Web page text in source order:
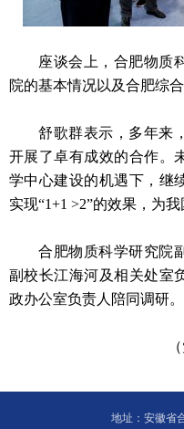
座谈会上，合肥物质
院的基本情况以及合肥综
舒歌群表示，多年来
开展了卓有成效的合作。
学中心建设的机遇下，继
实现“1+1 >2”的效果，为
合肥物质科学研究院
副校长江海河及相关处室
政办公室负责人陪同调研。
地址：安徽省